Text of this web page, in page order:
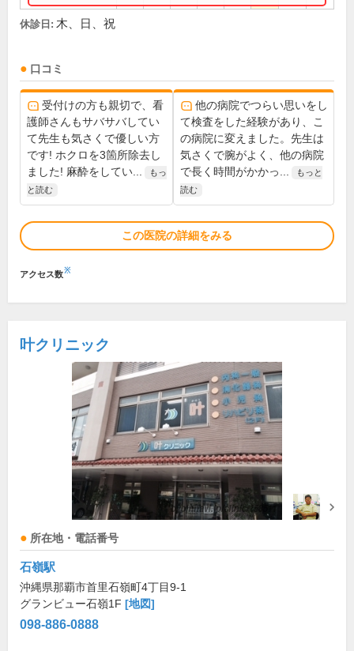
休診日: 木、日、祝
口コミ
受付けの方も親切で、看
護師さんもサバサバしてい
て先生も気さくで優しい方
です! ホクロを3箇所除去し
ました! 麻酔をしてい...
もっ
と読む
他の病院でつらい思いをし
て検査をした経験があり、こ
の病院に変えました。先生は
気さくで腕がよく、他の病院
で長く時間がかかっ...
もっと
読む
この医院の詳細をみる
アクセス数※
叶クリニック
所在地・電話番号
石嶺駅
沖縄県那覇市首里石嶺町4丁目9-1
グランビュー石嶺1F [地図]
098-886-0888